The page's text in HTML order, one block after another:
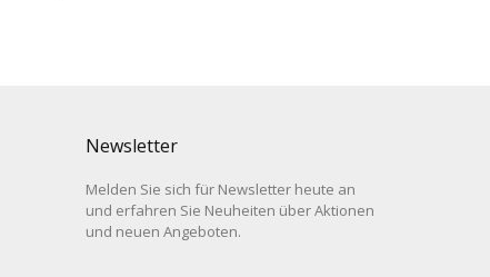
Newsletter
Melden Sie sich für Newsletter heute an
und erfahren Sie Neuheiten über Aktionen
und neuen Angeboten.